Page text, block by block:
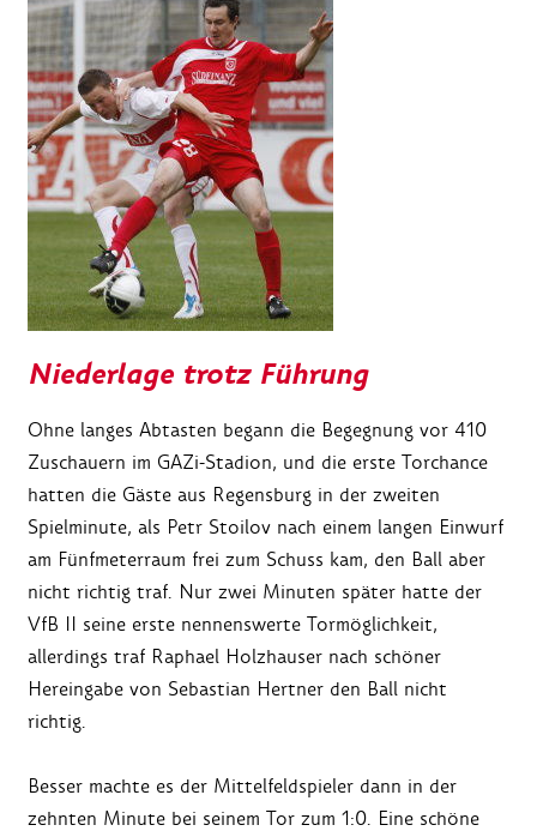
Niederlage trotz Führung
Ohne langes Abtasten begann die Begegnung vor 410
Zuschauern im GAZi-Stadion, und die erste Torchance
hatten die Gäste aus Regensburg in der zweiten
Spielminute, als Petr Stoilov nach einem langen Einwurf
am Fünfmeterraum frei zum Schuss kam, den Ball aber
nicht richtig traf. Nur zwei Minuten später hatte der
VfB II seine erste nennenswerte Tormöglichkeit,
allerdings traf Raphael Holzhauser nach schöner
Hereingabe von Sebastian Hertner den Ball nicht
richtig.
Besser machte es der Mittelfeldspieler dann in der
zehnten Minute bei seinem Tor zum 1:0. Eine schöne